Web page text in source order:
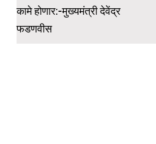
कामे होणार:-मुख्यमंत्री देवेंद्र
फडणवीस